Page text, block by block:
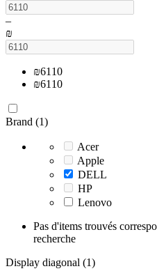
–
₪
₪6110
₪6110
Brand (1)
Acer
Apple
DELL
HP
Lenovo
Pas d'items trouvés
recherche
Display diagonal (1)